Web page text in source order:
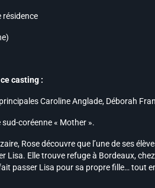
résidence
casting :
Caroline Anglade, Déborah
sud-coréenne « Mother ».
Rose découvre que l’une de ses
Lisa. Elle trouve refuge à Bordeaux,
passer Lisa pour sa propre fille… tout